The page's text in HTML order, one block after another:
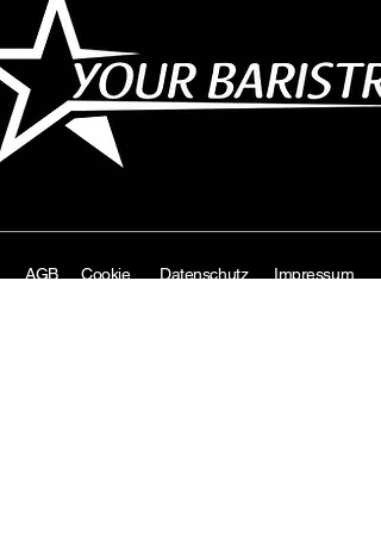
AGB
Cookie
Datenschutz Impressum